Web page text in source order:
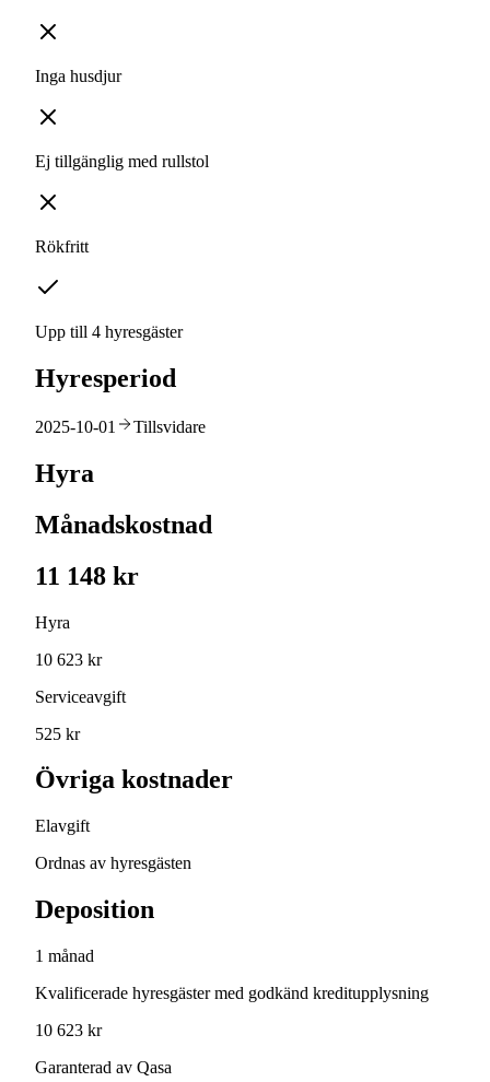
Inga husdjur
Ej tillgänglig med rullstol
Rökfritt
Upp till 4 hyresgäster
Hyresperiod
2025-10-01 Tillsvidare
Hyra
Månadskostnad
11 148 kr
Hyra
10 623 kr
Serviceavgift
525 kr
Övriga kostnader
Elavgift
Ordnas av hyresgästen
Deposition
1 månad
Kvalificerade hyresgäster med godkänd kreditupplysning
10 623 kr
Garanterad av Qasa